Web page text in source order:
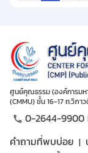
ศูนย์คุณธรรม (องค์การมห
(CMMU) ชั้น 16-17 ถ.วิภ
0-2644-9900
คำถามที่พบบ่อย